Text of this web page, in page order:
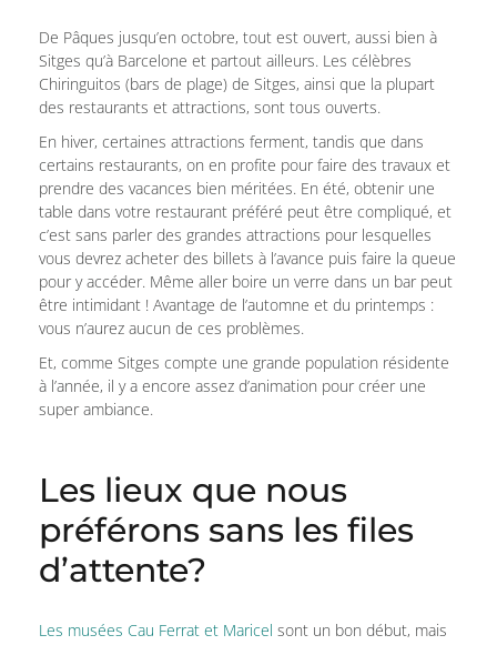
De Pâques jusqu’en octobre, tout est ouvert, aussi bien à
Sitges qu’à Barcelone et partout ailleurs. Les célèbres
Chiringuitos (bars de plage) de Sitges, ainsi que la plupart
des restaurants et attractions, sont tous ouverts.
En hiver, certaines attractions ferment, tandis que dans
certains restaurants, on en profite pour faire des travaux et
prendre des vacances bien méritées. En été, obtenir une
table dans votre restaurant préféré peut être compliqué, et
c’est sans parler des grandes attractions pour lesquelles
vous devrez acheter des billets à l’avance puis faire la queue
pour y accéder. Même aller boire un verre dans un bar peut
être intimidant ! Avantage de l’automne et du printemps :
vous n’aurez aucun de ces problèmes.
Et, comme Sitges compte une grande population résidente
à l’année, il y a encore assez d’animation pour créer une
super ambiance.
Les lieux que nous
préférons sans les files
d’attente?
Les musées Cau Ferrat et Maricel sont un bon début, mais